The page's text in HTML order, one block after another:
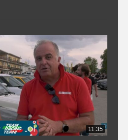
11:35